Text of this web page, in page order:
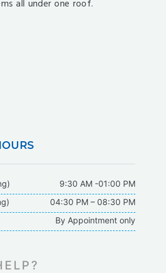
all under one roof.
9:30 AM -01:00 PM
04:30 PM – 08:30 PM
By Appointment only